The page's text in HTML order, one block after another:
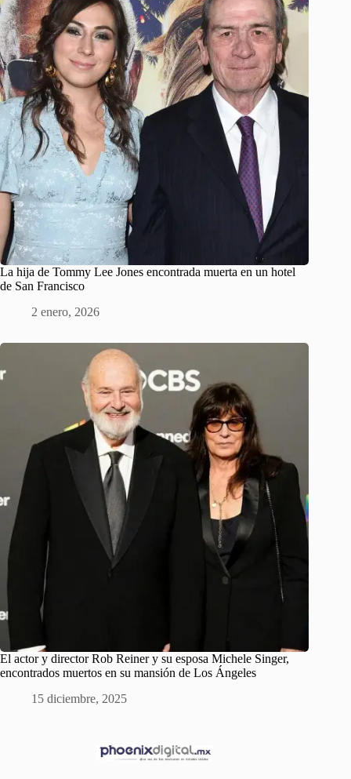
La hija de Tommy Lee Jones encontrada muerta en un hotel
de San Francisco
2 enero, 2026
El actor y director Rob Reiner y su esposa Michele Singer,
encontrados muertos en su mansión de Los Ángeles
15 diciembre, 2025